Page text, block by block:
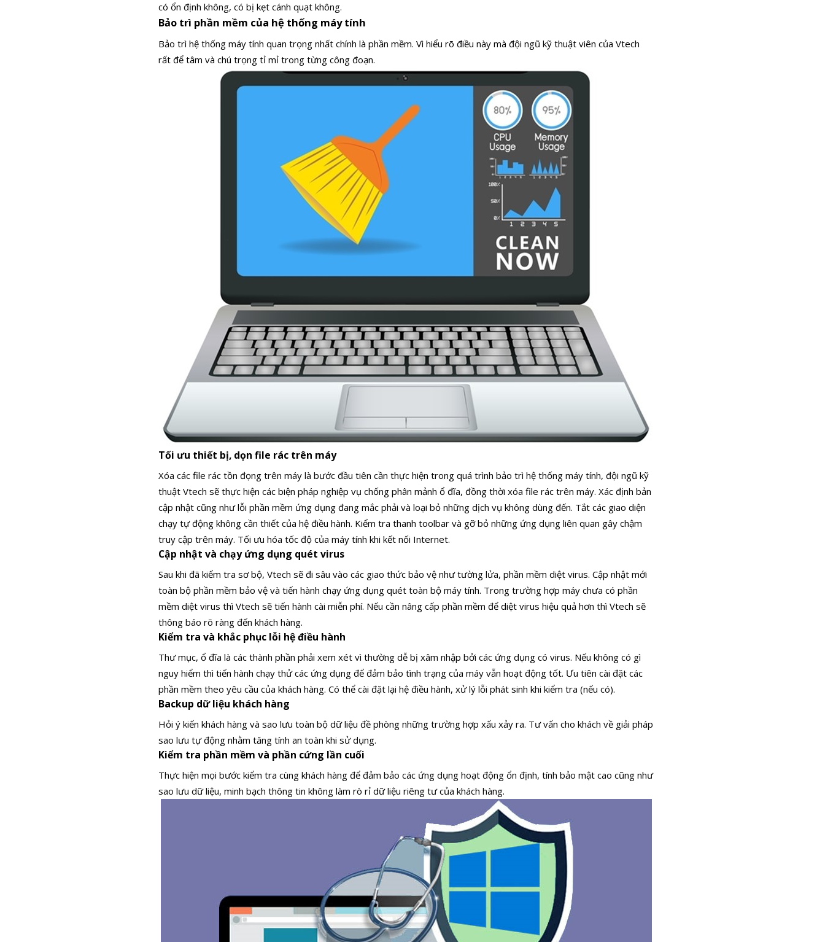
có ổn định không, có bị kẹt cánh quạt không.
Bảo trì phần mềm của hệ thống máy tính
Bảo trì hệ thống máy tính quan trọng nhất chính là phần mềm. Vì hiểu rõ điều này mà đội ngũ kỹ thuật viên của Vtech
rất để tâm và chú trọng tỉ mỉ trong từng công đoạn.
Tối ưu thiết bị, dọn file rác trên máy
Xóa các file rác tồn đọng trên máy là bước đầu tiên cần thực hiện trong quá trình bảo trì hệ thống máy tính, đội ngũ kỹ
thuật Vtech sẽ thực hiện các biện pháp nghiệp vụ chống phân mảnh ổ đĩa, đồng thời xóa file rác trên máy. Xác định bản
cập nhật cũng như lỗi phần mềm ứng dụng đang mắc phải và loại bỏ những dịch vụ không dùng đến. Tắt các giao diện
chạy tự động không cần thiết của hệ điều hành. Kiểm tra thanh toolbar và gỡ bỏ những ứng dụng liên quan gây chậm
truy cập trên máy. Tối ưu hóa tốc độ của máy tính khi kết nối Internet.
Cập nhật và chạy ứng dụng quét virus
Sau khi đã kiểm tra sơ bộ, Vtech sẽ đi sâu vào các giao thức bảo vệ như tường lửa, phần mềm diệt virus. Cập nhật mới
toàn bộ phần mềm bảo vệ và tiến hành chạy ứng dụng quét toàn bộ máy tính. Trong trường hợp máy chưa có phần
mềm diệt virus thì Vtech sẽ tiến hành cài miễn phí. Nếu cần nâng cấp phần mềm để diệt virus hiệu quả hơn thì Vtech sẽ
thông báo rõ ràng đến khách hàng.
Kiểm tra và khắc phục lỗi hệ điều hành
Thư mục, ổ đĩa là các thành phần phải xem xét vì thường dễ bị xâm nhập bởi các ứng dụng có virus. Nếu không có gì
nguy hiểm thì tiến hành chạy thử các ứng dụng để đảm bảo tình trạng của máy vẫn hoạt động tốt. Ưu tiên cài đặt các
phần mềm theo yêu cầu của khách hàng. Có thể cài đặt lại hệ điều hành, xử lý lỗi phát sinh khi kiểm tra (nếu có).
Backup dữ liệu khách hàng
Hỏi ý kiến khách hàng và sao lưu toàn bộ dữ liệu đề phòng những trường hợp xấu xảy ra. Tư vấn cho khách về giải pháp
sao lưu tự động nhằm tăng tính an toàn khi sử dụng.
Kiểm tra phần mềm và phần cứng lần cuối
Thực hiện mọi bước kiểm tra cùng khách hàng để đảm bảo các ứng dụng hoạt động ổn định, tính bảo mật cao cũng như
sao lưu dữ liệu, minh bạch thông tin không làm rò rỉ dữ liệu riêng tư của khách hàng.